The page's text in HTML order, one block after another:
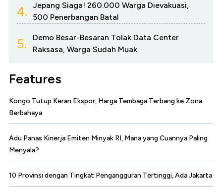
4.
Jepang Siaga! 260.000 Warga Dievakuasi,
500 Penerbangan Batal
5.
Demo Besar-Besaran Tolak Data Center
Raksasa, Warga Sudah Muak
Features
Kongo Tutup Keran Ekspor, Harga Tembaga Terbang ke Zona
Berbahaya
Adu Panas Kinerja Emiten Minyak RI, Mana yang Cuannya Paling
Menyala?
10 Provinsi dengan Tingkat Pengangguran Tertinggi, Ada Jakarta